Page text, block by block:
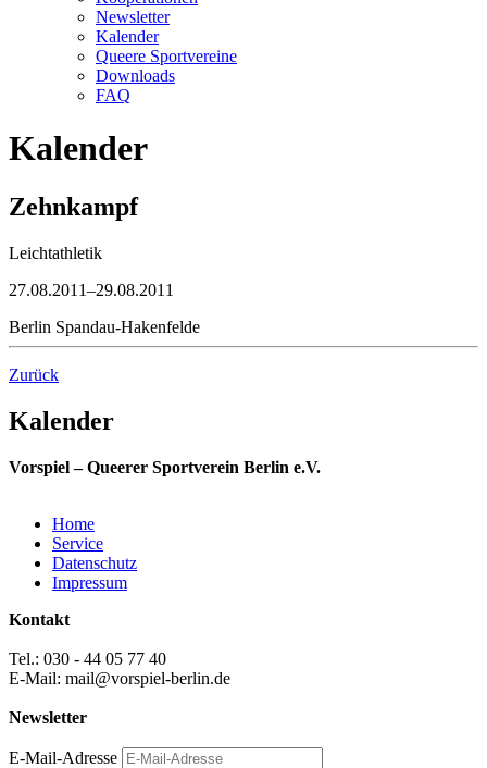
Newsletter
Kalender
Queere Sportvereine
Downloads
FAQ
Kalender
Zehnkampf
Leichtathletik
27.08.2011–29.08.2011
Berlin Spandau-Hakenfelde
Zurück
Kalender
Vorspiel – Queerer Sportverein Berlin e.V.
Home
Service
Datenschutz
Impressum
Kontakt
Tel.: 030 - 44 05 77 40
E-Mail: mail@vorspiel-berlin.de
Newsletter
E-Mail-Adresse